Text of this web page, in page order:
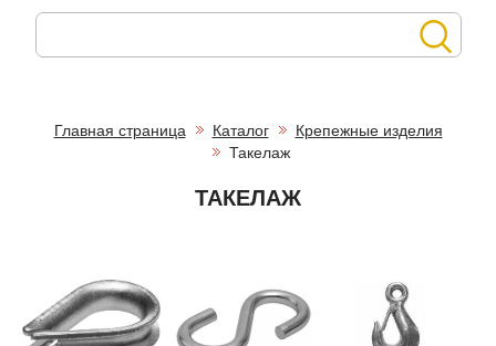
Главная страница Каталог
Крепежные изделия
Такелаж
ТАКЕЛАЖ